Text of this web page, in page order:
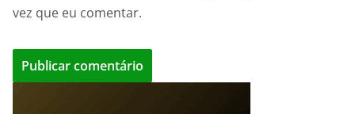
vez que eu comentar.